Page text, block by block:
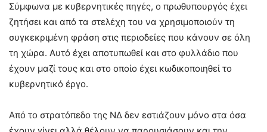
Σύμφωνα με κυβερνητικές πηγές, ο πρωθυπουργός έχει
ζητήσει και από τα στελέχη του να χρησιμοποιούν τη
συγκεκριμένη φράση στις περιοδείες που κάνουν σε όλη
τη χώρα. Αυτό έχει αποτυπωθεί και στο φυλλάδιο που
έχουν μαζί τους και στο οποίο έχει κωδικοποιηθεί το
κυβερνητικό έργο.
Από το στρατόπεδο της ΝΔ δεν εστιάζουν μόνο στα όσα